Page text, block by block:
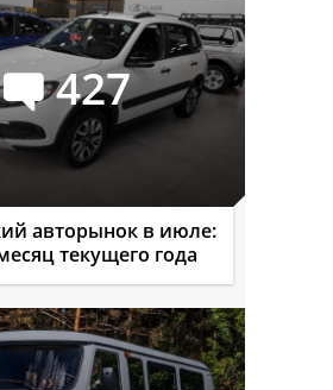
427
авторынок в июле:
текущего года